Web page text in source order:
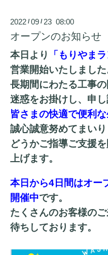
2022 /09 / 23 08:00
オープンのお知らせ
本日より 「もりやま
営業開始いたしました
長期間にわたる工事
迷惑をお掛けし、申し
皆さまの快適で便利
誠心誠意努めてまいり
どうかご指導ご支援
上げます。
本日から4日間はオー
開催中です。
たくさんのお客様の
待ちしております。